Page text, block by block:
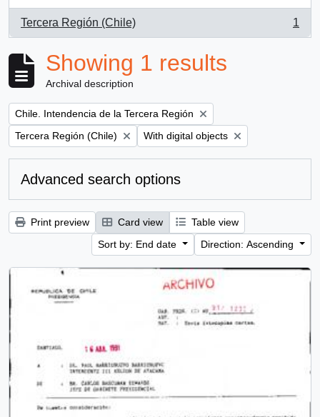
Tercera Región (Chile)
, 1 results
1
Showing 1 results
Archival description
Remove filter:
Chile. Intendencia de la Tercera Región
Remove filter:
Tercera Región (Chile) Remove filter:
With digital objects
Advanced search options
Print preview Card view
Table view
Sort by: End date
Direction: Ascending